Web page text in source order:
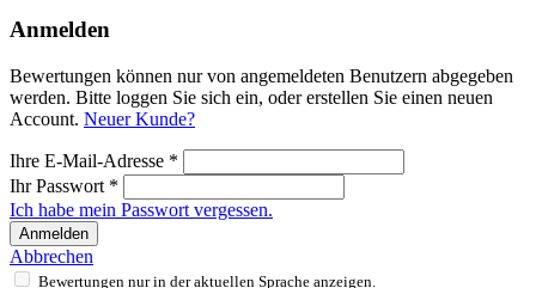
Anmelden
Bewertungen können nur von angemeldeten Benutzern abgegeben
werden. Bitte loggen Sie sich ein, oder erstellen Sie einen neuen
Account. Neuer Kunde?
Ihre E-Mail-Adresse *
Ihr Passwort *
Ich habe mein Passwort vergessen.
Anmelden
Abbrechen
Bewertungen nur in der aktuellen Sprache anzeigen.